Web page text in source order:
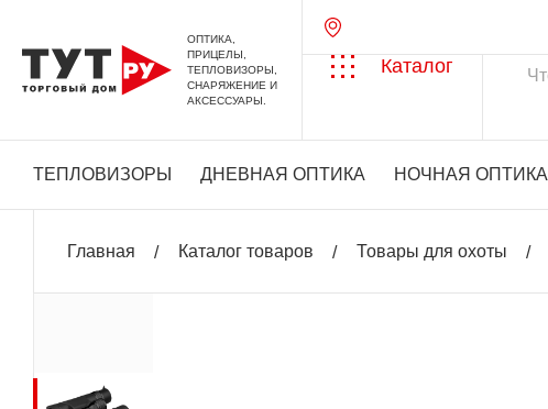
ОПТИКА,
ПРИЦЕЛЫ,
ТЕПЛОВИЗОРЫ,
СНАРЯЖЕНИЕ И
АКСЕССУАРЫ.
Каталог
ТЕПЛОВИЗОРЫ ДНЕВНАЯ ОПТИКА НОЧНАЯ ОПТИКА
Главная Каталог товаров Товары для охоты